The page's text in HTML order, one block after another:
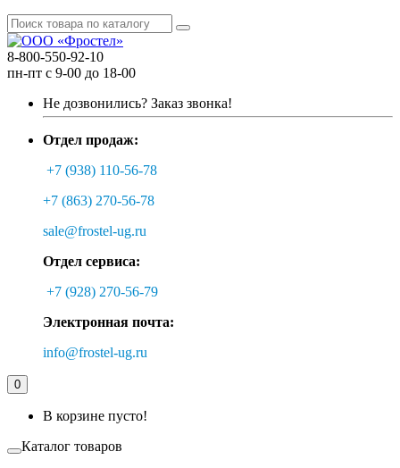
8-800-550-92-10
пн-пт с 9-00 до 18-00
Не дозвонились? Заказ звонка!
Отдел продаж:
+7 (938) 110-56-78
+7 (863) 270-56-78
sale@frostel-ug.ru
Отдел сервиса:
+7 (928) 270-56-79
Электронная почта:
info@frostel-ug.ru
0
В корзине пусто!
Каталог товаров